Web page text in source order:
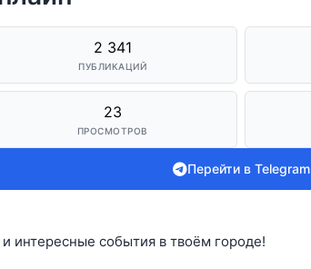
2 341
ПУБЛИКАЦИЙ
23
ПРОСМОТРОВ
Перейти в Telegram
интересные события в твоём городе!